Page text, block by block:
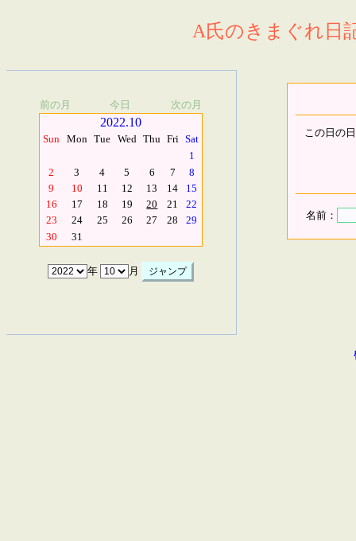
A氏のきまぐれ日
前の月 今日 次の月
2022.10
Sun Mon Tue Wed Thu Fri Sat
1
2
3 4 5 6 7
8
9
10 11 12 13 14
15
16
17 18 19 20 21
22
23
24 25 26 27 28
29
30
31
年 月
この日の
名前：